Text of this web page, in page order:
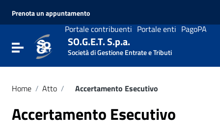
Vai al menu di navigazione
Prenota un appuntamento
Portale contribuenti Portale enti PagoPA
Attiva / disattiva la navigazione
SO.G.E.T. S.p.a.
Società di Gestione Entrate e Tributi
Home / Atto / Accertamento Esecutivo
Accertamento Esecutivo